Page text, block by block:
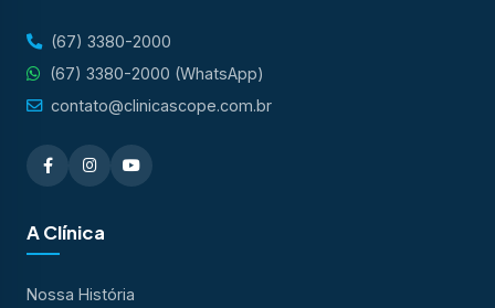
(67) 3380-2000
(67) 3380-2000 (WhatsApp)
contato@clinicascope.com.br
A Clínica
Nossa História